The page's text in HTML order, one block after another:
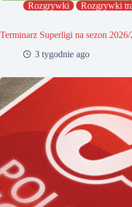
Rozgrywki Rozgrywki
Terminarz Superligi na sezon 2026/
3 tygodnie ago